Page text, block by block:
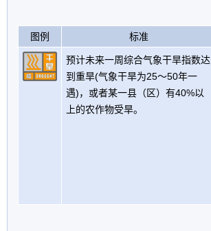
图例 标准
预计未来一周综合气象干旱指数达
到重旱(气象干旱为25～50年一
遇)，或者某一县（区）有40%以
上的农作物受旱。